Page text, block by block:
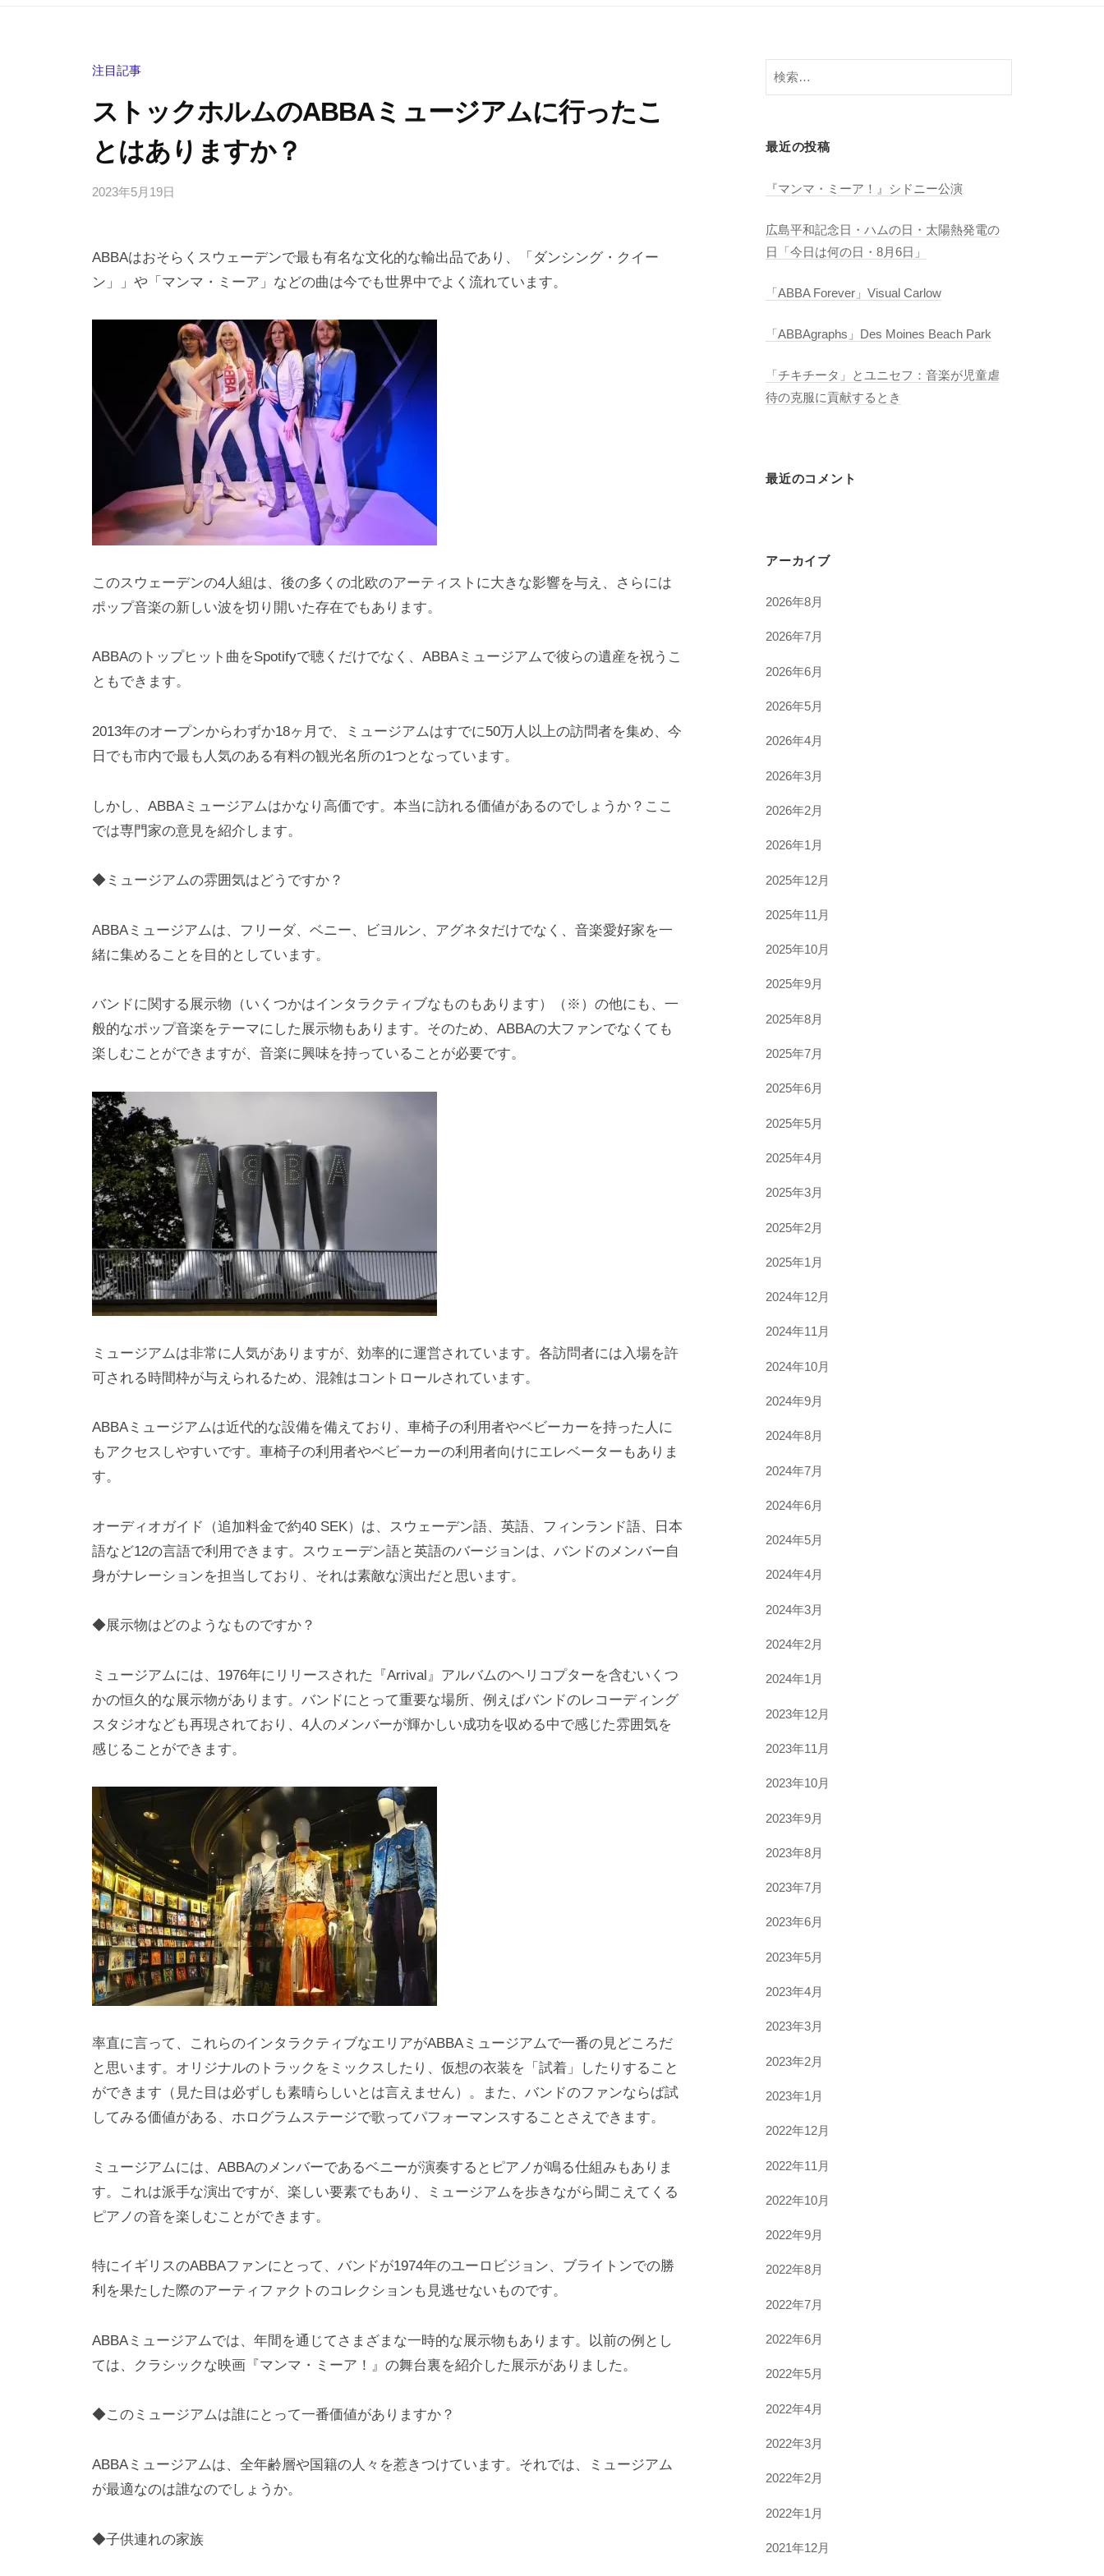
注目記事
ストックホルムのABBAミュージアムに行ったこ
とはありますか？
2023年5月19日
i
g
s
h
i
y
a
m
a
の
コ
ン
ト
ABBAはおそらくスウェーデンで最も有名な文化的な輸出品であり、「ダンシング・クイー
ン」」や「マンマ・ミーア」などの曲は今でも世界中でよく流れています。
このスウェーデンの4人組は、後の多くの北欧のアーティストに大きな影響を与え、さらには
ポップ音楽の新しい波を切り開いた存在でもあります。
ABBAのトップヒット曲をSpotifyで聴くだけでなく、ABBAミュージアムで彼らの遺産を祝うこ
ともできます。
2013年のオープンからわずか18ヶ月で、ミュージアムはすでに50万人以上の訪問者を集め、今
日でも市内で最も人気のある有料の観光名所の1つとなっています。
しかし、ABBAミュージアムはかなり高価です。本当に訪れる価値があるのでしょうか？ここ
では専門家の意見を紹介します。
◆ミュージアムの雰囲気はどうですか？
ABBAミュージアムは、フリーダ、ベニー、ビヨルン、アグネタだけでなく、音楽愛好家を一
緒に集めることを目的としています。
バンドに関する展示物（いくつかはインタラクティブなものもあります）（※）の他にも、一
般的なポップ音楽をテーマにした展示物もあります。そのため、ABBAの大ファンでなくても
楽しむことができますが、音楽に興味を持っていることが必要です。
ミュージアムは非常に人気がありますが、効率的に運営されています。各訪問者には入場を許
可される時間枠が与えられるため、混雑はコントロールされています。
ABBAミュージアムは近代的な設備を備えており、車椅子の利用者やベビーカーを持った人に
もアクセスしやすいです。車椅子の利用者やベビーカーの利用者向けにエレベーターもありま
す。
オーディオガイド（追加料金で約40 SEK）は、スウェーデン語、英語、フィンランド語、日本
語など12の言語で利用できます。スウェーデン語と英語のバージョンは、バンドのメンバー自
身がナレーションを担当しており、それは素敵な演出だと思います。
◆展示物はどのようなものですか？
ミュージアムには、1976年にリリースされた『Arrival』アルバムのヘリコプターを含むいくつ
かの恒久的な展示物があります。バンドにとって重要な場所、例えばバンドのレコーディング
スタジオなども再現されており、4人のメンバーが輝かしい成功を収める中で感じた雰囲気を
感じることができます。
率直に言って、これらのインタラクティブなエリアがABBAミュージアムで一番の見どころだ
と思います。オリジナルのトラックをミックスしたり、仮想の衣装を「試着」したりすること
ができます（見た目は必ずしも素晴らしいとは言えません）。また、バンドのファンならば試
してみる価値がある、ホログラムステージで歌ってパフォーマンスすることさえできます。
ミュージアムには、ABBAのメンバーであるベニーが演奏するとピアノが鳴る仕組みもありま
す。これは派手な演出ですが、楽しい要素でもあり、ミュージアムを歩きながら聞こえてくる
ピアノの音を楽しむことができます。
特にイギリスのABBAファンにとって、バンドが1974年のユーロビジョン、ブライトンでの勝
利を果たした際のアーティファクトのコレクションも見逃せないものです。
ABBAミュージアムでは、年間を通じてさまざまな一時的な展示物もあります。以前の例とし
ては、クラシックな映画『マンマ・ミーア！』の舞台裏を紹介した展示がありました。
◆このミュージアムは誰にとって一番価値がありますか？
ABBAミュージアムは、全年齢層や国籍の人々を惹きつけています。それでは、ミュージアム
が最適なのは誰なのでしょうか。
◆子供連れの家族
検
索:
最近の投稿
『マンマ・ミーア！』シドニー公演
広島平和記念日・ハムの日・太陽熱発電の
日「今日は何の日・8月6日」
「ABBA Forever」Visual Carlow
「ABBAgraphs」Des Moines Beach Park
「チキチータ」とユニセフ：音楽が児童虐
待の克服に貢献するとき
最近のコメント
アーカイブ
2026年8月
2026年7月
2026年6月
2026年5月
2026年4月
2026年3月
2026年2月
2026年1月
2025年12月
2025年11月
2025年10月
2025年9月
2025年8月
2025年7月
2025年6月
2025年5月
2025年4月
2025年3月
2025年2月
2025年1月
2024年12月
2024年11月
2024年10月
2024年9月
2024年8月
2024年7月
2024年6月
2024年5月
2024年4月
2024年3月
2024年2月
2024年1月
2023年12月
2023年11月
2023年10月
2023年9月
2023年8月
2023年7月
2023年6月
2023年5月
2023年4月
2023年3月
2023年2月
2023年1月
2022年12月
2022年11月
2022年10月
2022年9月
2022年8月
2022年7月
2022年6月
2022年5月
2022年4月
2022年3月
2022年2月
2022年1月
2021年12月